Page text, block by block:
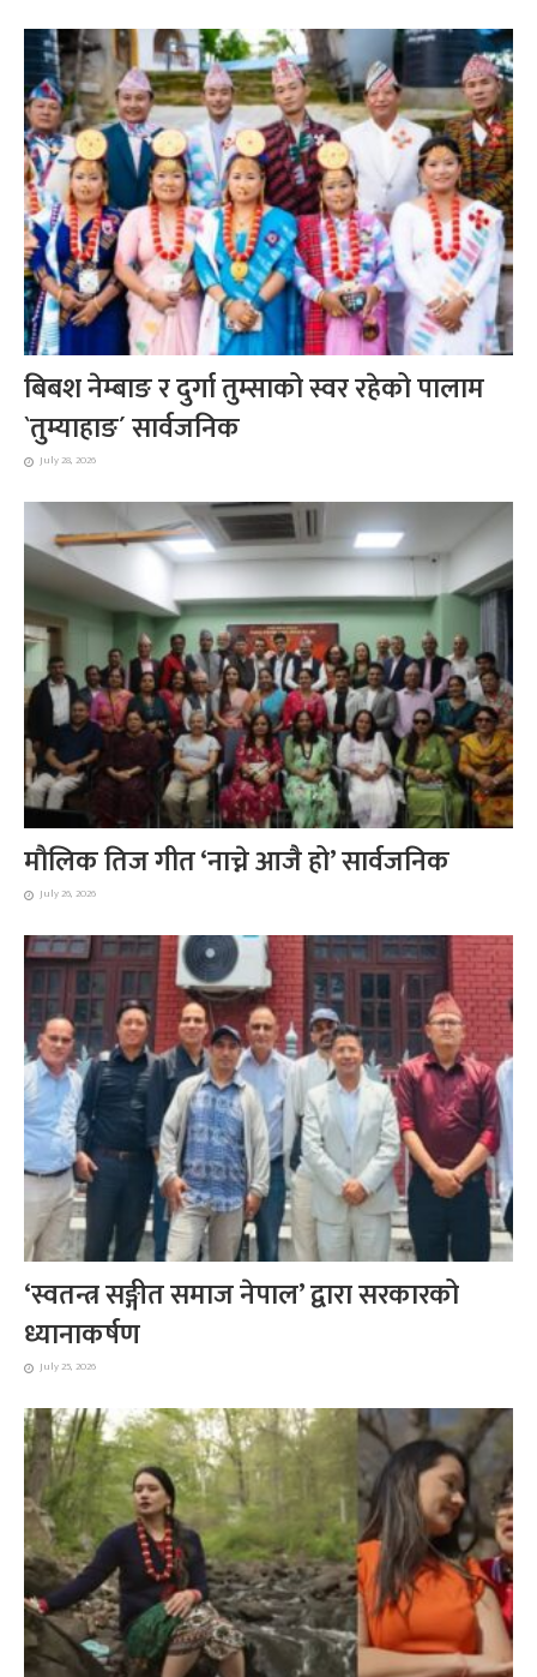
बिबश नेम्बाङ र दुर्गा तुम्साको स्वर रहेको पालाम
`तुम्याहाङ´ सार्वजनिक
July 28, 2026
मौलिक तिज गीत ‘नाच्ने आजै हो’ सार्वजनिक
July 26, 2026
‘स्वतन्त्र सङ्गीत समाज नेपाल’ द्वारा सरकारको
ध्यानाकर्षण
July 25, 2026